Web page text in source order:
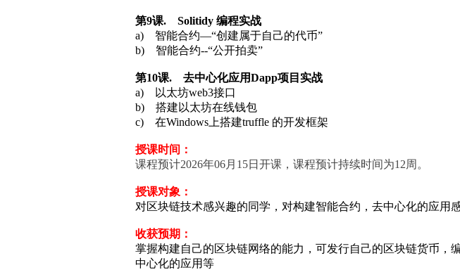
第9课. Solitidy 编程实战
a) 智能合约—“创建属于自己的代币”
b) 智能合约--“公开拍卖”
第10课. 去中心化应用Dapp项目实战
a) 以太坊web3接口
b) 搭建以太坊在线钱包
c) 在Windows上搭建truffle 的开发框架
授课时间：
课程预计2026年06月15日开课，课程预计持续时间为12周。
授课对象：
对区块链技术感兴趣的同学，对构建智能合约，去中心化的应用
收获预期：
掌握构建自己的区块链网络的能力，可发行自己的区块链货币，
中心化的应用等